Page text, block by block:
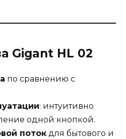
Gigant HL 02
по сравнению с
: интуитивно
одной кнопкой.
поток для бытового и